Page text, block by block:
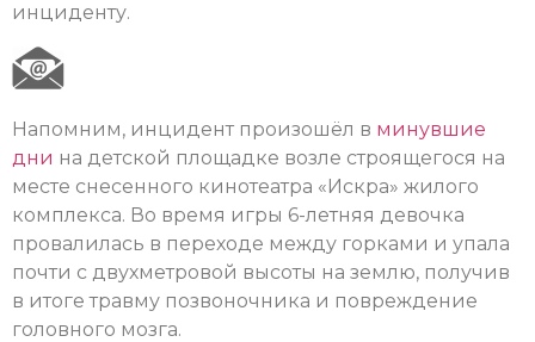
инциденту.
Напомним, инцидент произошёл в минувшие
дни на детской площадке возле строящегося на
месте снесенного кинотеатра «Искра» жилого
комплекса. Во время игры 6-летняя девочка
провалилась в переходе между горками и упала
почти с двухметровой высоты на землю, получив
в итоге травму позвоночника и повреждение
головного мозга.